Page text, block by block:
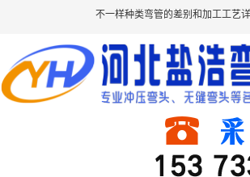
不一样种类弯管的差别和加工工艺